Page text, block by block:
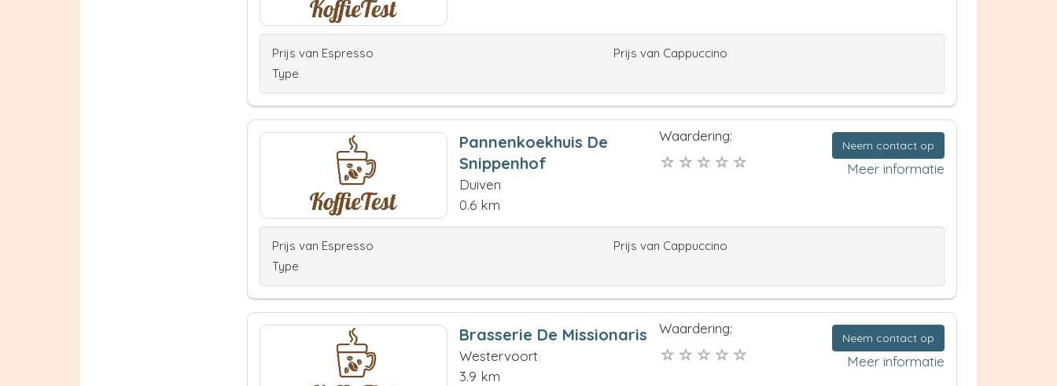
Prijs van Espresso
Prijs van Cappuccino
Type
Pannenkoekhuis De
Snippenhof
Duiven
0.6 km
Waardering:
Neem contact op
Meer informatie
Prijs van Espresso
Prijs van Cappuccino
Type
Brasserie De Missionaris
Westervoort
3.9 km
Waardering:
Neem contact op
Meer informatie